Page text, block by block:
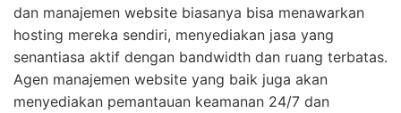
dan manajemen website biasanya bisa menawarkan
hosting mereka sendiri, menyediakan jasa yang
senantiasa aktif dengan bandwidth dan ruang terbatas.
Agen manajemen website yang baik juga akan
menyediakan pemantauan keamanan 24/7 dan